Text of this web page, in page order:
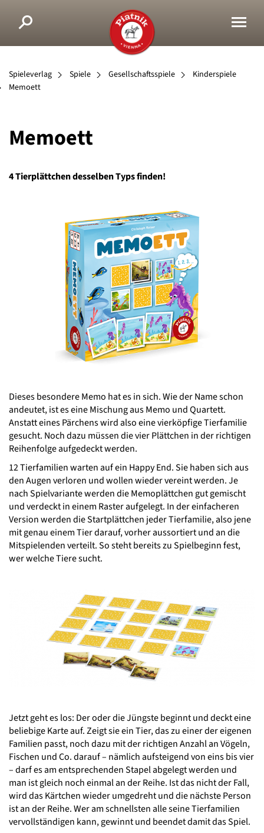
Spieleverlag Spiele Gesellschaftsspiele
Kinderspiele
Memoett
Memoett
4 Tierplättchen desselben Typs finden!
Dieses besondere Memo hat es in sich. Wie der Name schon
andeutet, ist es eine Mischung aus Memo und Quartett.
Anstatt eines Pärchens wird also eine vierköpfige Tierfamilie
gesucht. Noch dazu müssen die vier Plättchen in der richtigen
Reihenfolge aufgedeckt werden.
12 Tierfamilien warten auf ein Happy End. Sie haben sich aus
den Augen verloren und wollen wieder vereint werden. Je
nach Spielvariante werden die Memoplättchen gut gemischt
und verdeckt in einem Raster aufgelegt. In der einfacheren
Version werden die Startplättchen jeder Tierfamilie, also jene
mit genau einem Tier darauf, vorher aussortiert und an die
Mitspielenden verteilt. So steht bereits zu Spielbeginn fest,
wer welche Tiere sucht.
Jetzt geht es los: Der oder die Jüngste beginnt und deckt eine
beliebige Karte auf. Zeigt sie ein Tier, das zu einer der eigenen
Familien passt, noch dazu mit der richtigen Anzahl an Vögeln,
Fischen und Co. darauf – nämlich aufsteigend von eins bis vier
– darf es am entsprechenden Stapel abgelegt werden und
man ist gleich noch einmal an der Reihe. Ist das nicht der Fall,
wird das Kärtchen wieder umgedreht und die nächste Person
ist an der Reihe. Wer am schnellsten alle seine Tierfamilien
vervollständigen kann, gewinnt und beendet damit das Spiel.